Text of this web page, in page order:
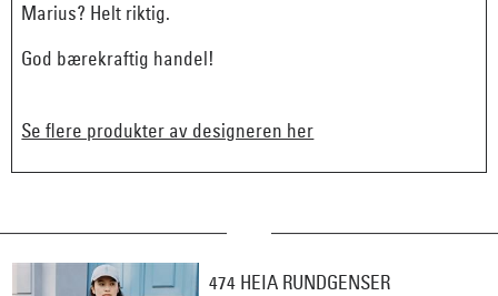
Marius? Helt riktig.
God bærekraftig handel!
Se flere produkter av designeren her
474 HEIA RUNDGENSER